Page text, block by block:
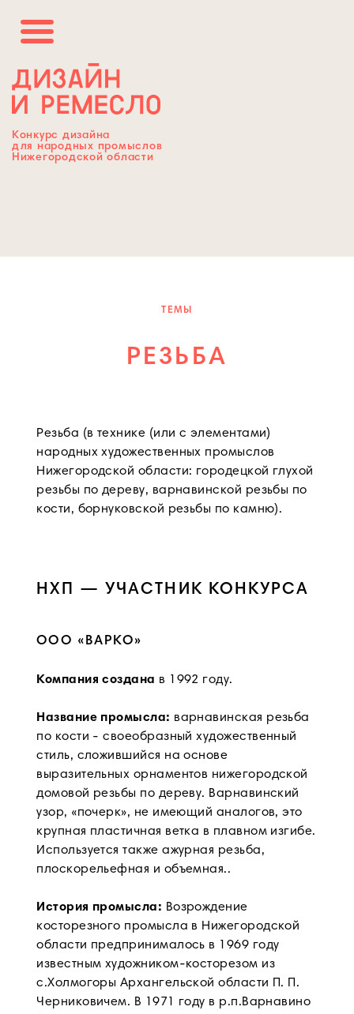
Конкурс дизайна
для народных промыслов
Нижегородской области
ТЕМЫ
РЕЗЬБА
Резьба (в технике (или с элементами)
народных художественных промыслов
Нижегородской области: городецкой глухой
резьбы по дереву, варнавинской резьбы по
кости, борнуковской резьбы по камню).
НХП — УЧАСТНИК КОНКУРСА
ООО «ВАРКО»
Компания создана в 1992 году.
Название промысла: варнавинская резьба
по кости - своеобразный художественный
стиль, сложившийся на основе
выразительных орнаментов нижегородской
домовой резьбы по дереву. Варнавинский
узор, «почерк», не имеющий аналогов, это
крупная пластичная ветка в плавном изгибе.
Используется также ажурная резьба,
плоскорельефная и объемная..
История промысла: Возрождение
косторезного промысла в Нижегородской
области предпринималось в 1969 году
известным художником-косторезом из
с.Холмогоры Архангельской области П. П.
Черниковичем. В 1971 году в р.п.Варнавино